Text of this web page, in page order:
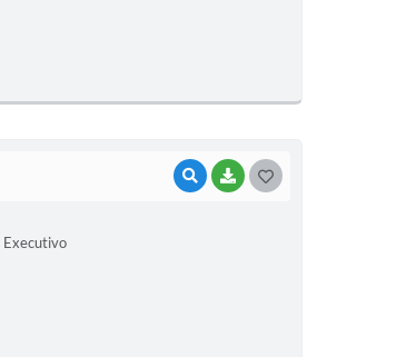
VISUALIZAR
BAIXAR
Executivo